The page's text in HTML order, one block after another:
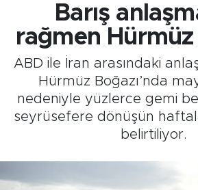
Barış
rağmen Hürmüz
ABD ile İran arasındaki
Hürmüz Boğazı’nda
nedeniyle yüzlerce gemi
seyrüsefere dönüşün
belirtiliyor.
Gündem
Eskişehirspor
Spor
Eskişehir Trafik Yoğunluk
Süper Lig Puan Durumu ve
Tüm Manşetler
Son Dakika Haberleri